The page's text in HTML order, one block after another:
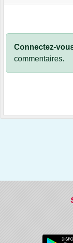
Connectez-
commentaires.